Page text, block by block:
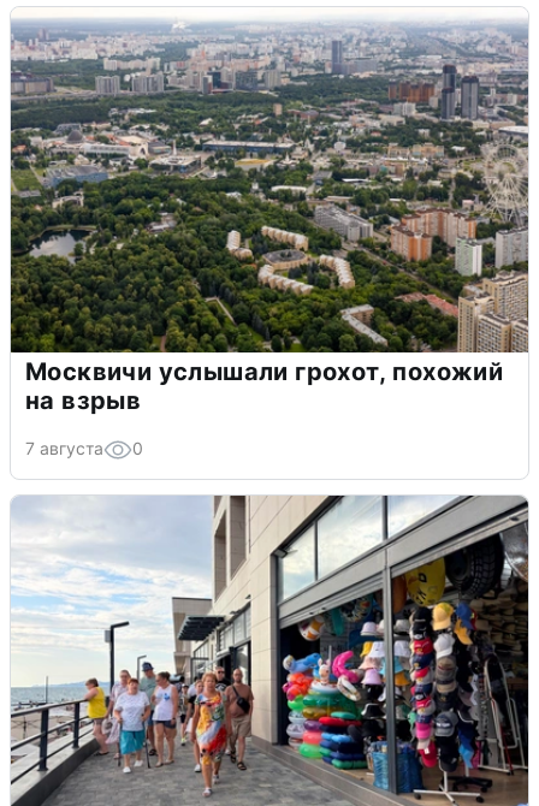
Москвичи услышали грохот, похожий
на взрыв
7 августа 0